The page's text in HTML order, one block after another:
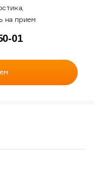
на прием
01